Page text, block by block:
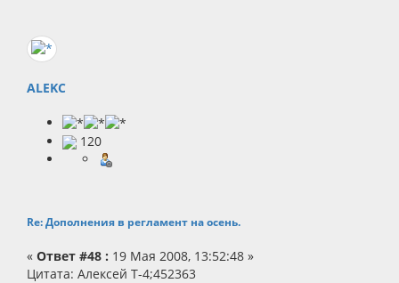
ALEKC
120
Re: Дополнения в регламент на осень.
« Ответ #48 : 19 Мая 2008, 13:52:48 »
Цитата: Алексей Т-4;452363